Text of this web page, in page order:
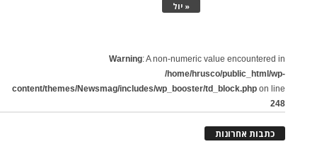
« יול
Warning: A non-numeric value encountered in
/home/hrusco/public_html/wp-
content/themes/Newsmag/includes/wp_booster/td_block.php on line
248
כתבות אחרונות